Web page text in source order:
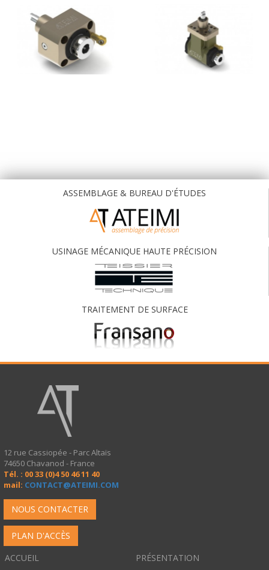
ASSEMBLAGE & BUREAU D'ÉTUDES
USINAGE MÉCANIQUE HAUTE PRÉCISION
TRAITEMENT DE SURFACE
12 rue Cassiopée - Parc Altaïs
74650 Chavanod - France
Tél. : 00 33 (0)4 50 46 11 40
mail: CONTACT@ATEIMI.COM
NOUS CONTACTER
PLAN D'ACCÈS
ACCUEIL
PRÉSENTATION